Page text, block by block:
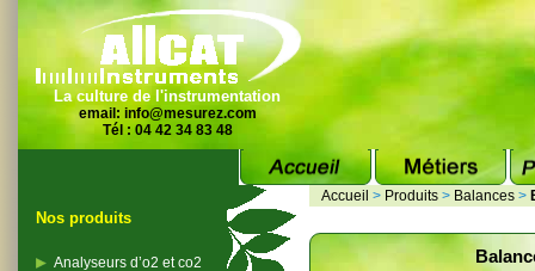
La culture de l'instrumentation
email: info@mesurez.com
Tél : 04 42 34 83 48
Nos produits
Analyseurs d’o2 et co2
Accueil > Produits > Balances >